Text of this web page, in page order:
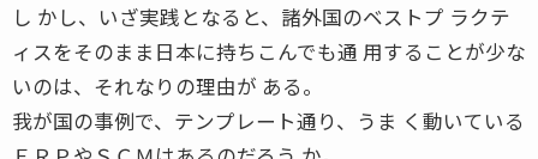
し かし、いざ実践となると、諸外国のベストプ ラクテ
ィスをそのまま日本に持ちこんでも通 用することが少な
いのは、それなりの理由が ある。
我が国の事例で、テンプレート通り、うま く動いている